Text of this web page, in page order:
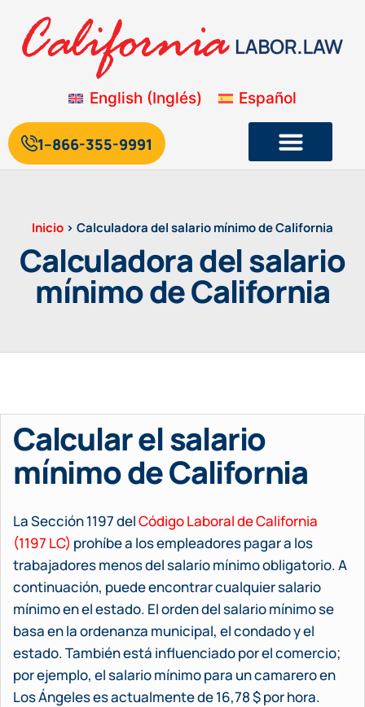
English (Inglés) Español
1--866-355-9991
Inicio > Calculadora del salario mínimo de California
Calculadora del salario
mínimo de California
Calcular el salario
mínimo de California
La Sección 1197 delCódigo Laboral de California
(1197 LC) prohíbe a los empleadores pagar a los
trabajadores menos del salario mínimo obligatorio. A
continuación, puede encontrar cualquier salario
mínimo en el estado. El orden del salario mínimo se
basa en la ordenanza municipal, el condado y el
estado. También está influenciado por el comercio;
por ejemplo, el salario mínimo para un camarero en
Los Ángeles es actualmente de 16,78 $ por hora.